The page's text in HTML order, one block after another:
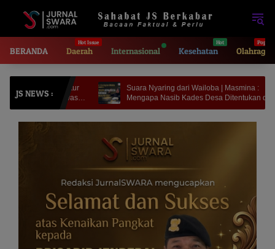
BERANDA Daerah Internasional Kesehatan Olahraga
JS NEWS :
Awasi
Suara Nyaring dari Wailoba | Masmina :
Mengapa Nasib Kades Desa Ditentukan di
Meja Politisi?